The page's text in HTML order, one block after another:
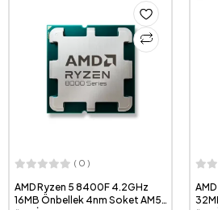
( 0 )
AMD Ryzen 5 8400F 4.2GHz
16MB Önbellek 4nm Soket AM5